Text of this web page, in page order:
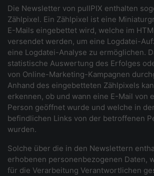
Die Newsletter von pullPIX enthalten
Zählpixel. Ein Zählpixel ist eine
E-Mails eingebettet wird, welche im
versendet werden, um eine Logdatei-
eine Logdatei-Analyse zu ermöglichen.
statistische Auswertung des Erfolges
von Online-Marketing-Kampagnen
Anhand des eingebetteten Zählpixels
erkennen, ob und wann eine E-Mail von
Person geöffnet wurde und welche in
befindlichen Links von der betroffenen
wurden.
Solche über die in den Newslettern
erhobenen personenbezogenen Daten,
für die Verarbeitung Verantwortlichen